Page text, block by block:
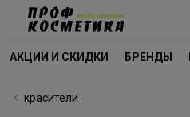
АКЦИИ И СКИДКИ БРЕНДЫ
красители